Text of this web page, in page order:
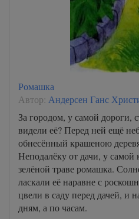
Ромашка
Автор: Андерсен Ганс
За городом, у самой дороги,
видели её? Перед ней ещё
обнесённый крашеною
Неподалёку от дачи, у самой
зелёной траве ромашка.
ласкали её наравне с
цвели в саду перед дачей, и
дням, а по часам.